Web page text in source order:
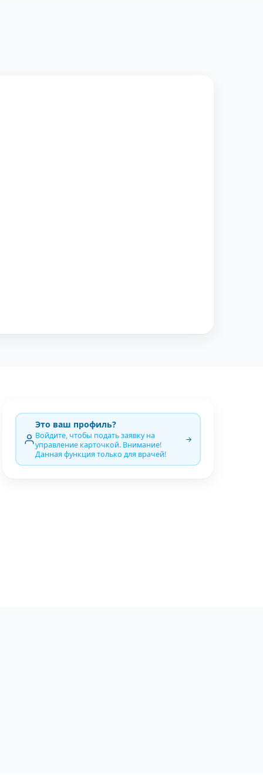
Это ваш профиль?
Войдите, чтобы подать заявку на
управление карточкой. Внимание!
Данная функция только для врачей!